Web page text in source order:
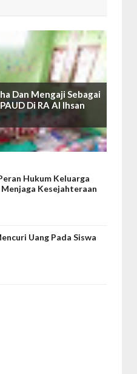
Dan Mengaji Sebagai
Di RA Al Ihsan
Hukum Keluarga
Kesejahteraan
Uang Pada Siswa